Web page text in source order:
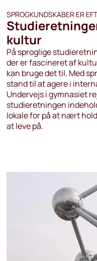
SPROGKUNDSKABER ER
kultur
På sproglige
der er fascineret af
kan bruge det til. Med
stand til at agere i
Undervejs i gymnasiet
studieretningen
lokale for på at nært
at leve på.